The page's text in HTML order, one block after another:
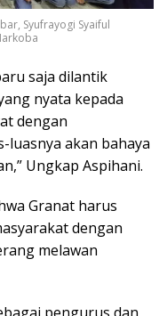
Syufrayogi Syaiful
saja dilantik
nyata kepada
dengan
luasnya akan bahaya
Ungkap Aspihani.
Granat harus
dengan
melawan